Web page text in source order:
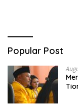
Popular Post